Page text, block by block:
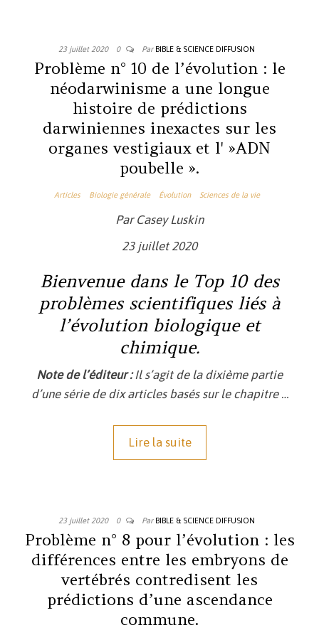
23 juillet 2020 0 Par BIBLE & SCIENCE DIFFUSION
Problème n° 10 de l’évolution : le
néodarwinisme a une longue
histoire de prédictions
darwiniennes inexactes sur les
organes vestigiaux et l' »ADN
poubelle ».
Articles Biologie générale Évolution Sciences de la vie
Par Casey Luskin
23 juillet 2020
Bienvenue dans le Top 10 des
problèmes scientifiques liés à
l’évolution biologique et
chimique.
Note de l’éditeur :Il s’agit de la dixième partie
d’une série de dix articles basés sur le chapitre …
Lire la suite
23 juillet 2020 0 Par BIBLE & SCIENCE DIFFUSION
Problème n° 8 pour l’évolution : les
différences entre les embryons de
vertébrés contredisent les
prédictions d’une ascendance
commune.